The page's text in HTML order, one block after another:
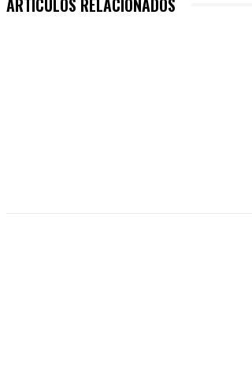
ARTÍCULOS RELACIONADOS